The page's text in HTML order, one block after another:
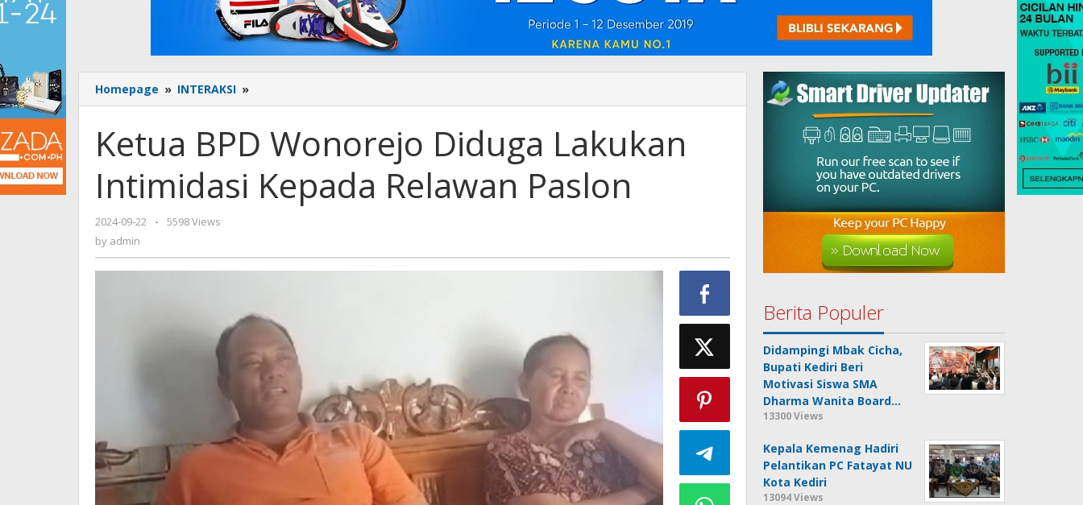
Homepage » INTERAKSI »
BPD
Diduga
Lakukan
Intimidasi
Kepada
Ketua BPD Wonorejo Diduga Lakukan
Intimidasi Kepada Relawan Paslon
2024-09-22
by
-
5598 Views
by admin
Berita Populer
Didampingi Mbak Cicha,
Bupati Kediri Beri
Motivasi Siswa SMA
Dharma Wanita Board…
13300 Views
Kepala Kemenag Hadiri
Pelantikan PC Fatayat NU
Kota Kediri
13094 Views